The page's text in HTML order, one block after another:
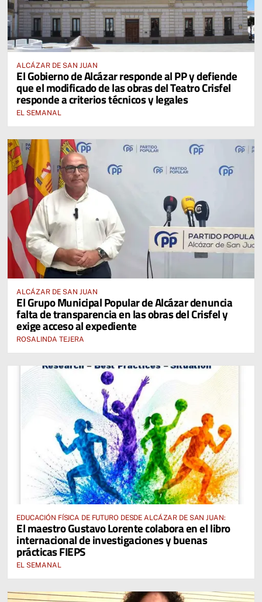
ALCÁZAR DE SAN JUAN
El Gobierno de Alcázar responde al PP y defiende
que el modificado de las obras del Teatro Crisfel
responde a criterios técnicos y legales
EL SEMANAL
ALCÁZAR DE SAN JUAN
El Grupo Municipal Popular de Alcázar denuncia
falta de transparencia en las obras del Crisfel y
exige acceso al expediente
ROSALINDA TEJERA
EDUCACIÓN FÍSICA DE FUTURO DESDE ALCÁZAR DE SAN JUAN:
El maestro Gustavo Lorente colabora en el libro
internacional de investigaciones y buenas
prácticas FIEPS
EL SEMANAL